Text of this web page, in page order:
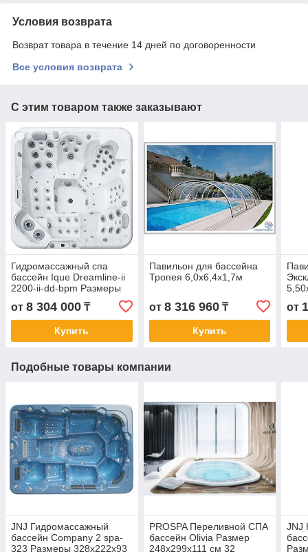
Условия возврата
Возврат товара в течение 14 дней по договоренности
Все условия возврата
С этим товаром также заказывают
Гидромассажный спа
бассейн Ique Dreamline-ii
2200-ii-dd-bpm Размеры
от 8 304 000 ₸
Купить
Павильон для бассейна
Тропея 6,0х6,4х1,7м
от 8 316 960₸
Купить
от
Подобные товары компании
JNJ Гидромассажный
бассейн Company 2 spa-
323 Размеры 328x222x93
PROSPA Переливной СПА
бассейн Olivia Размер
248x299х111 см 32
JNJ